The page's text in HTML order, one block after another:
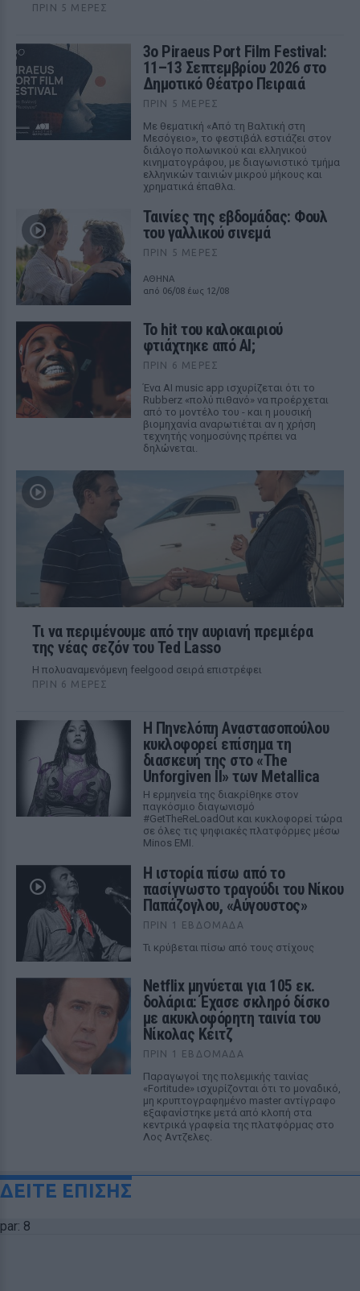
ΠΡΙΝ 5 ΜΈΡΕΣ
3ο Piraeus Port Film Festival:
11–13 Σεπτεμβρίου 2026 στο
Δημοτικό Θέατρο Πειραιά
ΠΡΙΝ 5 ΜΈΡΕΣ
Με θεματική «Από τη Βαλτική στη
Μεσόγειο», το φεστιβάλ εστιάζει στον
διάλογο πολωνικού και ελληνικού
κινηματογράφου, με διαγωνιστικό τμήμα
ελληνικών ταινιών μικρού μήκους και
χρηματικά έπαθλα.
Ταινίες της εβδομάδας: Φουλ
του γαλλικού σινεμά
ΠΡΙΝ 5 ΜΈΡΕΣ
ΑΘΗΝΑ
από 06/08 έως 12/08
Το hit του καλοκαιριού
φτιάχτηκε από AI;
ΠΡΙΝ 6 ΜΈΡΕΣ
Ένα AI music app ισχυρίζεται ότι το
Rubberz «πολύ πιθανό» να προέρχεται
από το μοντέλο του - και η μουσική
βιομηχανία αναρωτιέται αν η χρήση
τεχνητής νοημοσύνης πρέπει να
δηλώνεται.
Τι να περιμένουμε από την αυριανή πρεμιέρα
της νέας σεζόν του Ted Lasso
Η πολυαναμενόμενη feelgood σειρά επιστρέφει
ΠΡΙΝ 6 ΜΈΡΕΣ
Η Πηνελόπη Αναστασοπούλου
κυκλοφορεί επίσημα τη
διασκευή της στο «The
Unforgiven II» των Metallica
Η ερμηνεία της διακρίθηκε στον
παγκόσμιο διαγωνισμό
#GetTheReLoadOut και κυκλοφορεί τώρα
σε όλες τις ψηφιακές πλατφόρμες μέσω
Minos EMI.
Η ιστορία πίσω από το
πασίγνωστο τραγούδι του Νίκου
Παπάζογλου, «Αύγουστος»
ΠΡΙΝ 1 ΕΒΔΟΜΆΔΑ
Τι κρύβεται πίσω από τους στίχους
Netflix μηνύεται για 105 εκ.
δολάρια: Έχασε σκληρό δίσκο
με ακυκλοφόρητη ταινία του
Νίκολας Κέιτζ
ΠΡΙΝ 1 ΕΒΔΟΜΆΔΑ
Παραγωγοί της πολεμικής ταινίας
«Fortitude» ισχυρίζονται ότι το μοναδικό,
μη κρυπτογραφημένο master αντίγραφο
εξαφανίστηκε μετά από κλοπή στα
κεντρικά γραφεία της πλατφόρμας στο
Λος Αντζελες.
ΔΕΙΤΕ ΕΠΙΣΗΣ
par: 8